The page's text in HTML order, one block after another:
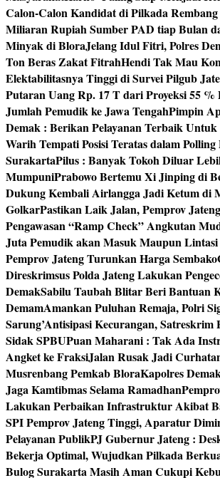
Calon-Calon Kandidat di Pilkada Rembang
Miliaran Rupiah Sumber PAD tiap Bulan
Minyak di BloraJelang Idul Fitri, Polres
Ton Beras Zakat FitrahHendi Tak Mau
Elektabilitasnya Tinggi di Survei Pilgub
Putaran Uang Rp. 17 T dari Proyeksi 55 %
Jumlah Pemudik ke Jawa TengahPimpin
Demak : Berikan Pelayanan Terbaik
Warih Tempati Posisi Teratas dalam
SurakartaPilus : Banyak Tokoh Diluar
MumpuniPrabowo Bertemu Xi Jinping di
Dukung Kembali Airlangga Jadi Ketum di
GolkarPastikan Laik Jalan, Pemprov
Pengawasan “Ramp Check” Angkutan
Juta Pemudik akan Masuk Maupun Lintasi
Pemprov Jateng Turunkan Harga Sembako
Direskrimsus Polda Jateng Lakukan
DemakSabilu Taubah Blitar Beri Bantuan
DemamAmankan Puluhan Remaja, Polri
Sarung’Antisipasi Kecurangan, Satreskrim
Sidak SPBUPuan Maharani : Tak Ada
Angket ke FraksiJalan Rusak Jadi
Musrenbang Pemkab BloraKapolres
Jaga Kamtibmas Selama Ramadhan
Lakukan Perbaikan Infrastruktur Akibat
SPI Pemprov Jateng Tinggi, Aparatur
Pelayanan PublikPJ Gubernur Jateng :
Bekerja Optimal, Wujudkan Pilkada
Bulog Surakarta Masih Aman Cukupi